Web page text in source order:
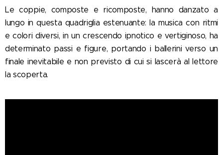
Le coppie, composte e ricomposte, hanno danzato a
lungo in questa quadriglia estenuante: la musica con ritmi
e colori diversi, in un crescendo ipnotico e vertiginoso, ha
determinato passi e figure, portando i ballerini verso un
finale inevitabile e non previsto di cui si lascerà al lettore
la scoperta.